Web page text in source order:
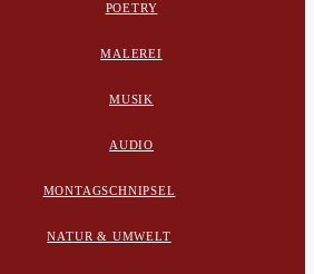
POETRY
MALEREI
MUSIK
AUDIO
MONTAGSCHNIPSEL
NATUR & UMWELT